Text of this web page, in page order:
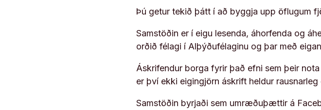
Þú getur tekið þátt í að byggja upp öflugum
Samstöðin er í eigu lesenda, áhorfenda og
orðið félagi í Alþýðufélaginu og þar með
Áskrifendur borga fyrir það efni sem þeir
er því ekki eigingjörn áskrift heldur
Samstöðin byrjaði sem umræðuþættir á